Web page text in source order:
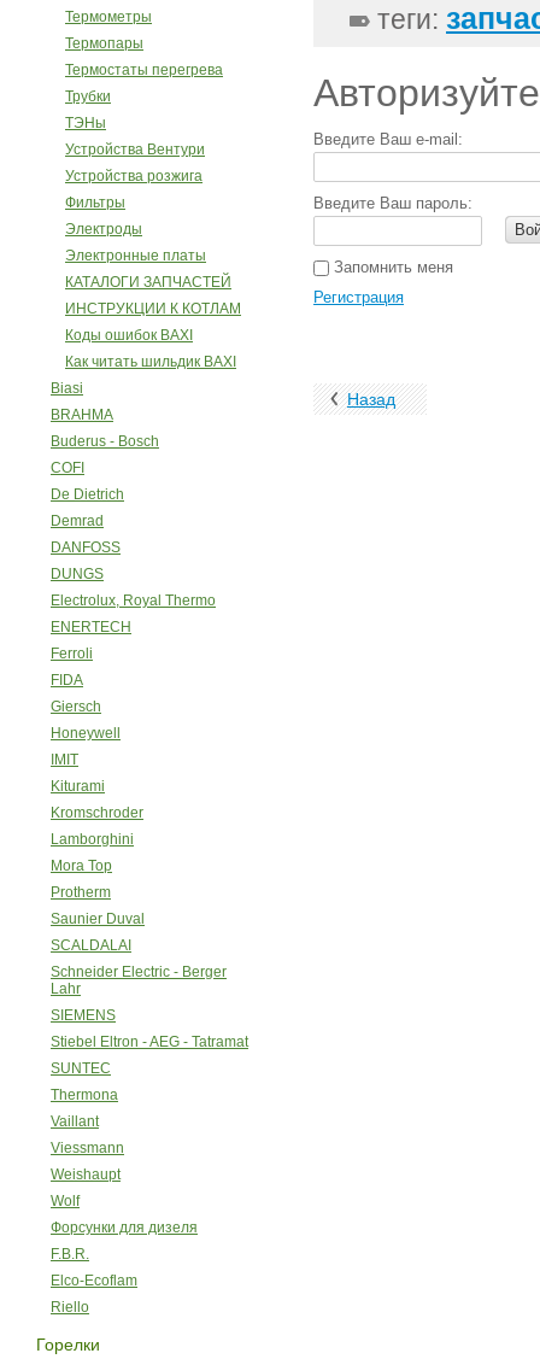
Термометры
Термопары
Термостаты перегрева
Трубки
ТЭНы
Устройства Вентури
Устройства розжига
Фильтры
Электроды
Электронные платы
КАТАЛОГИ ЗАПЧАСТЕЙ
ИНСТРУКЦИИ К КОТЛАМ
Коды ошибок BAXI
Как читать шильдик BAXI
Biasi
BRAHMA
Buderus - Bosch
COFI
De Dietrich
Demrad
DANFOSS
DUNGS
Electrolux, Royal Thermo
ENERTECH
Ferroli
FIDA
Giersch
Honeywell
IMIT
Kiturami
Kromschroder
Lamborghini
Mora Top
Protherm
Saunier Duval
SCALDALAI
Schneider Electric - Berger
Lahr
SIEMENS
Stiebel Eltron - AEG - Tatramat
SUNTEC
Thermona
Vaillant
Viessmann
Weishaupt
Wolf
Форсунки для дизеля
F.B.R.
Elco-Ecoflam
Riello
Горелки
теги:
Введите Ваш e-mail:
Введите Ваш пароль:
Запомнить меня
Регистрация
Назад